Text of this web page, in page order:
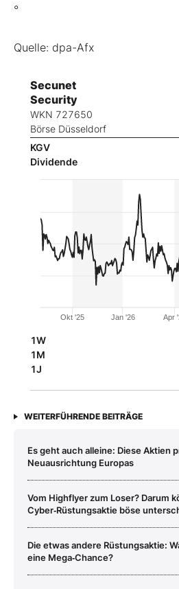
°
Quelle: dpa-Afx
Secunet
Security
WKN 727650
Börse Düsseldorf
KGV
Dividende
Okt '25 Jan '26 Apr
1W
1M
1J
WEITERFÜHRENDE BEITRÄGE
Es geht auch alleine: Diese Aktien
Neuausrichtung Europas
Vom Highflyer zum Loser? Darum
Cyber‑Rüstungsaktie böse
Die etwas andere Rüstungsaktie:
eine Mega‑Chance?